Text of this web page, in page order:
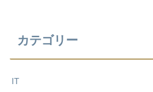
カテゴリー
IT